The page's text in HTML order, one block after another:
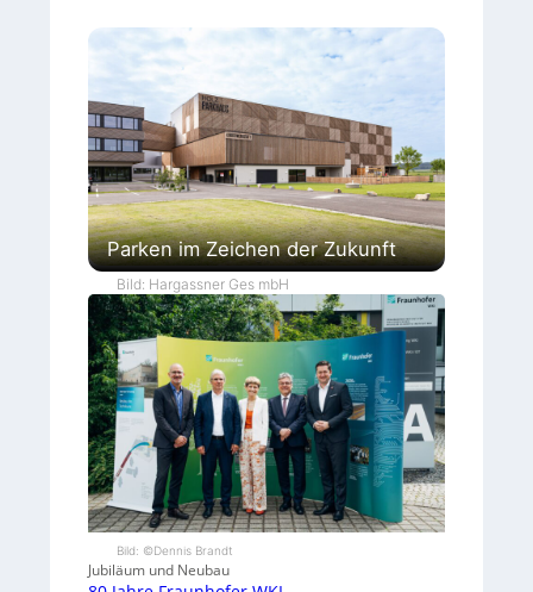
Parken im Zeichen der Zukunft
Bild: Hargassner Ges mbH
Bild: ©Dennis Brandt
Jubiläum und Neubau